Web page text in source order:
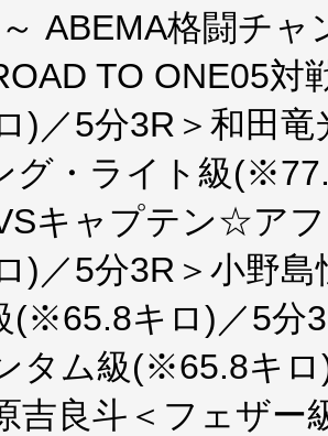
ABEMA格闘チャ
TO ONE05対
／5分3R＞和田竜
グ・ライト級
キャプテン☆ア
)／5分3R＞小野島
(※65.8キロ)／5分
タム級(※65.8キロ
吉良斗＜フェザ